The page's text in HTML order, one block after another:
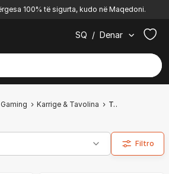
100% të sigurta, kudo në Maqedoni.
SQ / Denar
Karrige & Tavolina Tavolina
Filtro